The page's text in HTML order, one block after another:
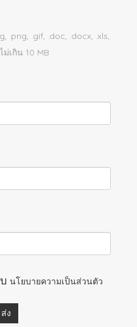
.png, .gif, .doc, .docx, .xls,
ม่เกิน 10 MB
นโยบายความเป็นส่วนตัว
ส่ง